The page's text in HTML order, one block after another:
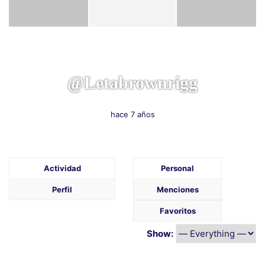
@letabrownrigg
hace 7 años
Actividad
Perfil
Personal
Menciones
Favoritos
Show: